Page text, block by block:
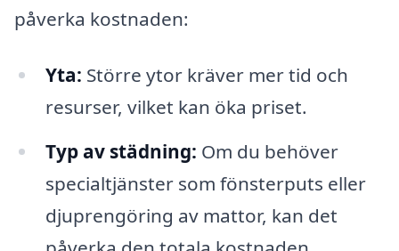
påverka kostnaden:
Yta: Större ytor kräver mer tid och
resurser, vilket kan öka priset.
Typ av städning: Om du behöver
specialtjänster som fönsterputs eller
djuprengöring av mattor, kan det